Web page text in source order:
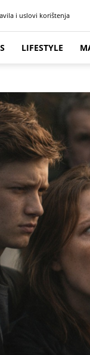
i uslovi korištenja
LIFESTYLE